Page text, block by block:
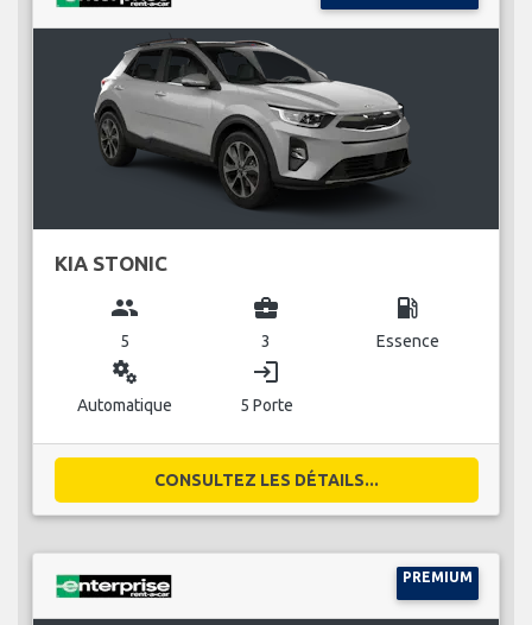
KIA STONIC
group
5
business_center
3
local_gas_station
Essence
miscellaneous_services
Automatique
login
5 Porte
CONSULTEZ LES DÉTAILS...
PREMIUM